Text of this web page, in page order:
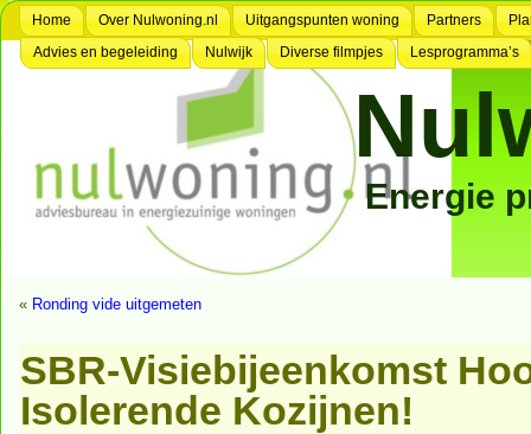
Home Over Nulwoning.nl Uitgangspunten woning Partners
Advies en begeleiding
Nulwijk Diverse filmpjes Lesprogramma’s
Energie
« Ronding vide uitgemeten
SBR-Visiebijeenkomst
Isolerende Kozijnen!